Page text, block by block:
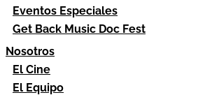
Eventos Especiales
Get Back Music Doc Fest
Nosotros
El Cine
El Equipo